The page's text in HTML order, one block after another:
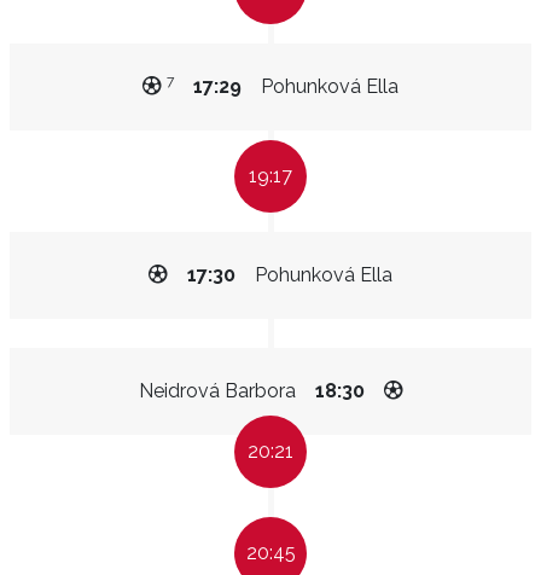
Pohunková Ella
17:29
7
19:17
Pohunková Ella
17:30
Neidrová Barbora 18:30
20:21
20:45